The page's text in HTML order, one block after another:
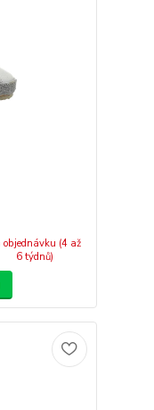
objednávku (4 až
6 týdnů)